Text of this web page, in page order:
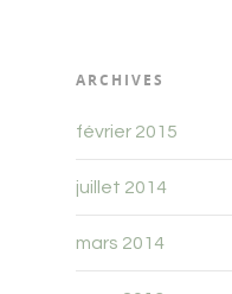
ARCHIVES
février 2015
juillet 2014
mars 2014